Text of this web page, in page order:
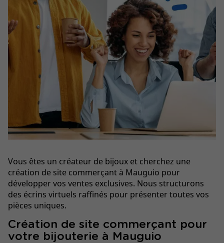
Vous êtes un créateur de bijoux et cherchez une
création de site commerçant à Mauguio pour
développer vos ventes exclusives. Nous structurons
des écrins virtuels raffinés pour présenter toutes vos
pièces uniques.
Création de site commerçant pour
votre bijouterie à Mauguio